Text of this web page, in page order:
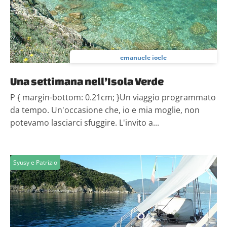
emanuele ioele
Una settimana nell’Isola Verde
P { margin-bottom: 0.21cm; }Un viaggio programmato
da tempo. Un'occasione che, io e mia moglie, non
potevamo lasciarci sfuggire. L'invito a...
Syusy e Patrizio